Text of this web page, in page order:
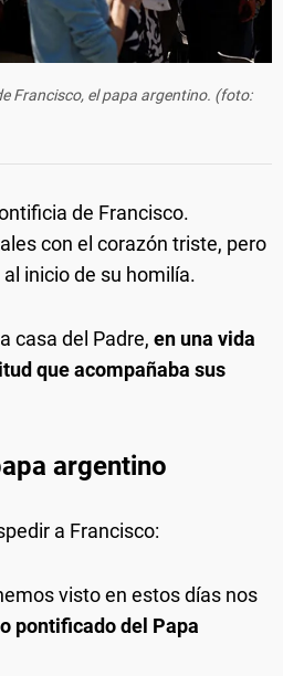
Francisco, el papa argentino. (foto:
de Francisco.
con el corazón triste, pero
inicio de su homilía.
casa del Padre, en una vida
que acompañaba sus
argentino
a Francisco:
visto en estos días nos
pontificado del Papa